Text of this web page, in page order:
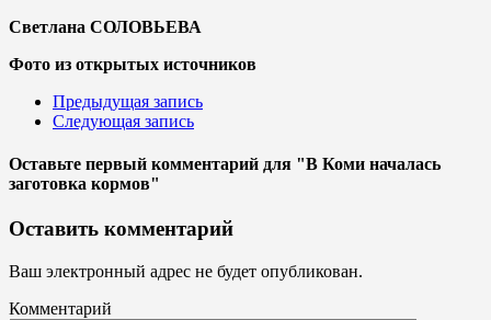
Светлана СОЛОВЬЕВА
Фото из открытых источников
Предыдущая запись
Следующая запись
Оставьте первый комментарий для "В Коми началась
заготовка кормов"
Оставить комментарий
Ваш электронный адрес не будет опубликован.
Комментарий